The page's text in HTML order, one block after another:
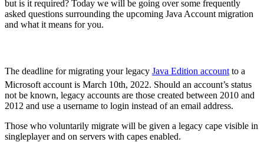
but is it required? Today we will be going over some frequently
asked questions surrounding the upcoming Java Account migration
and what it means for you.
The deadline for migrating your legacy Java Edition account to a
Microsoft account is March 10th, 2022. Should an account’s status
not be known, legacy accounts are those created between 2010 and
2012 and use a username to login instead of an email address.
Those who voluntarily migrate will be given a legacy cape visible in
singleplayer and on servers with capes enabled.